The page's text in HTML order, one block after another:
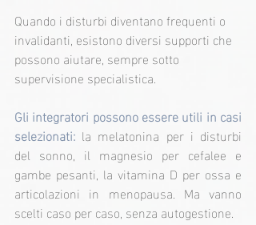
Quando i disturbi diventano frequenti o
invalidanti, esistono diversi supporti che
possono aiutare, sempre sotto
supervisione specialistica.
Gli integratori possono essere utili in casi
selezionati: la melatonina per i disturbi
del sonno, il magnesio per cefalee e
gambe pesanti, la vitamina D per ossa e
articolazioni in menopausa. Ma vanno
scelti caso per caso, senza autogestione.